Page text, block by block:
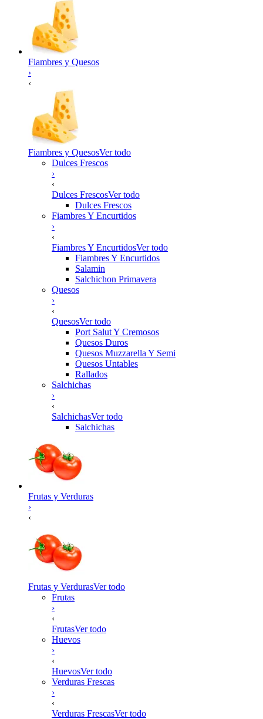
Fiambres y Quesos
›
‹
Fiambres y QuesosVer todo
Dulces Frescos
›
‹
Dulces FrescosVer todo
Dulces Frescos
Fiambres Y Encurtidos
›
‹
Fiambres Y EncurtidosVer todo
Fiambres Y Encurtidos
Salamin
Salchichon Primavera
Quesos
›
‹
QuesosVer todo
Port Salut Y Cremosos
Quesos Duros
Quesos Muzzarella Y Semi
Quesos Untables
Rallados
Salchichas
›
‹
SalchichasVer todo
Salchichas
Frutas y Verduras
›
‹
Frutas y VerdurasVer todo
Frutas
›
‹
FrutasVer todo
Huevos
›
‹
HuevosVer todo
Verduras Frescas
›
‹
Verduras FrescasVer todo